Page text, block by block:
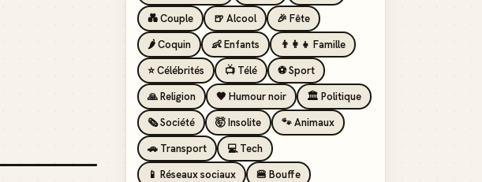
💑 Couple
🍺 Alcool
🎉 Fête
🌶️ Coquin
👶 Enfants
👨‍👩‍👧 Famille
⭐ Célébrités
📺 Télé
⚽ Sport
🙏 Religion
🖤 Humour noir
🏛️ Politique
🗞️ Société
🤯 Insolite
🐾 Animaux
🚗 Transport
💻 Tech
📱 Réseaux sociaux
🍔 Bouffe